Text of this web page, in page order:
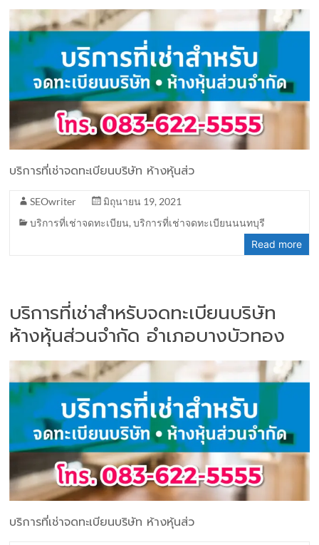
บริการที่เช่าจดทะเบียนบริษัท ห้างหุ้นส่ว
SEOwriter
มิถุนายน 19, 2021
บริการที่เช่าจดทะเบียน,บริการที่เช่าจดทะเบียนนนทบุรี
Read more
บริการที่เช่าสำหรับจดทะเบียนบริษัท
ห้างหุ้นส่วนจำกัด อำเภอบางบัวทอง
บริการที่เช่าจดทะเบียนบริษัท ห้างหุ้นส่ว